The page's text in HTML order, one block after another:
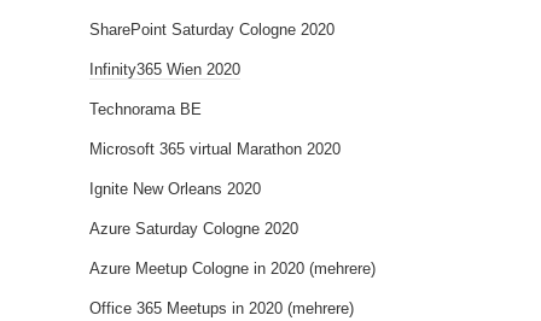
SharePoint Saturday Cologne 2020
Infinity365 Wien 2020
Technorama BE
Microsoft 365 virtual Marathon 2020
Ignite New Orleans 2020
Azure Saturday Cologne 2020
Azure Meetup Cologne in 2020 (mehrere)
Office 365 Meetups in 2020 (mehrere)